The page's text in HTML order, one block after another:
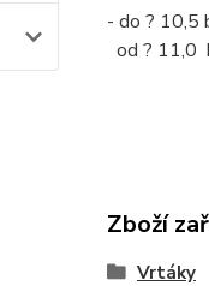
- do ? 10,5
od ? 11,0
Zboží
Vrtáky